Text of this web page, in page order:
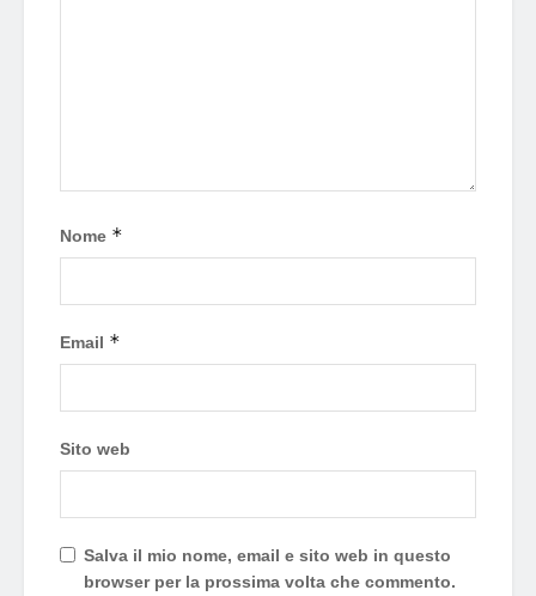
Nome *
Email *
Sito web
Salva il mio nome, email e sito web in questo
browser per la prossima volta che commento.